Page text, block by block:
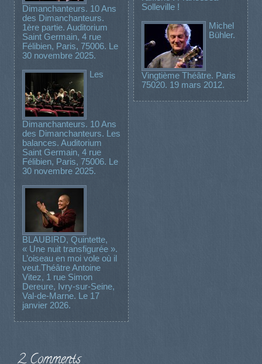
Dimanchanteurs. 10 Ans
des Dimanchanteurs.
1ère partie. Auditorium
Saint Germain, 4 rue
Félibien, Paris, 75006. Le
30 novembre 2025.
Les
Dimanchanteurs. 10 Ans
des Dimanchanteurs. Les
balances. Auditorium
Saint Germain, 4 rue
Félibien, Paris, 75006. Le
30 novembre 2025.
BLAUBIRD, Quintette,
« Une nuit transfigurée ».
L’oiseau en moi vole où il
veut.Théâtre Antoine
Vitez, 1 rue Simon
Dereure, Ivry-sur-Seine,
Val-de-Marne. Le 17
janvier 2026.
Solleville !
Michel
Bühler.
Vingtième Théâtre. Paris
75020. 19 mars 2012.